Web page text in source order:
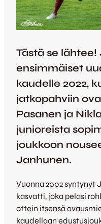
Tästä se
ensimmäiset
kaudelle 2022,
jatkopahviin
Pasanen ja
junioreista
joukkoon
Janhunen.
Vuonna 2002 syntynyt
kasvatti, joka pelasi
ottein itsensä
kaudellaan